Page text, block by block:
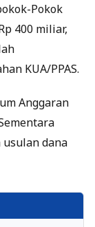
Pokok
400 miliar,
KUA/PPAS.
Anggaran
usulan dana